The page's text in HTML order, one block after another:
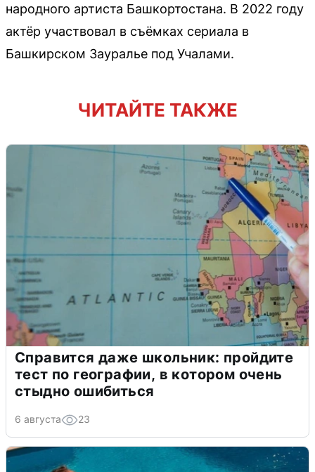
народного артиста Башкортостана. В 2022 году
актёр участвовал в съёмках сериала в
Башкирском Зауралье под Учалами.
ЧИТАЙТЕ ТАКЖЕ
Справится даже школьник: пройдите
тест по географии, в котором очень
стыдно ошибиться
6 августа 23